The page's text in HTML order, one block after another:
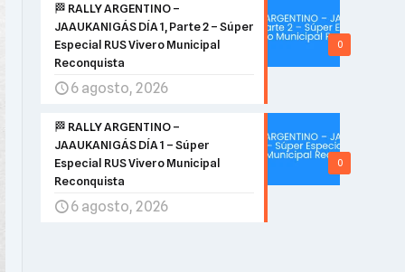
0
🏁 RALLY ARGENTINO –
JAAUKANIGÁS DÍA 1, Parte 2 – Súper
Especial RUS Vivero Municipal
Reconquista
6 agosto, 2026
0
🏁 RALLY ARGENTINO –
JAAUKANIGÁS DÍA 1 – Súper
Especial RUS Vivero Municipal
Reconquista
6 agosto, 2026